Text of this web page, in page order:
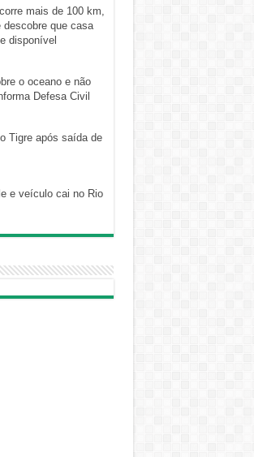
mais de 100 km,
descobre que casa
disponível
o oceano e não
Defesa Civil
Tigre após saída de
e veículo cai no Rio